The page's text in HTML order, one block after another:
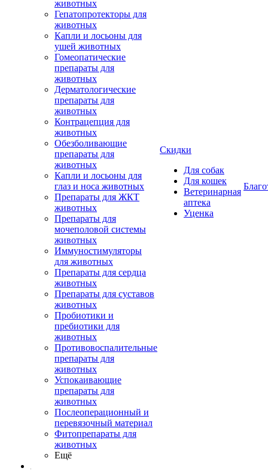
животных
Гепатопротекторы для
животных
Капли и лосьоны для
ушей животных
Гомеопатические
препараты для
животных
Дерматологические
препараты для
животных
Контрацепция для
животных
Обезболивающие
препараты для
животных
Капли и лосьоны для
глаз и носа животных
Препараты для ЖКТ
животных
Препараты для
мочеполовой системы
животных
Иммуностимуляторы
для животных
Препараты для сердца
животных
Препараты для суставов
животных
Пробиотики и
пребиотики для
животных
Противовоспалительные
препараты для
животных
Успокаивающие
препараты для
животных
Послеоперационный и
перевязочный материал
Фитопрепараты для
животных
Ещё
Скидки
Для собак
Для кошек
Ветеринарная
аптека
Уценка